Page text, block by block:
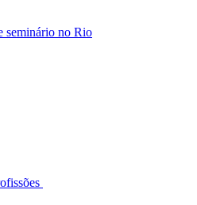
seminário no Rio